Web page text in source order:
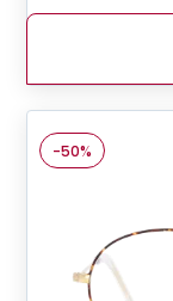
-50%